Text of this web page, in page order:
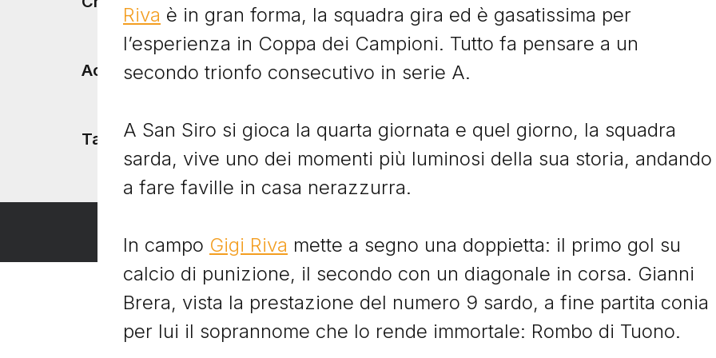
Riva è in gran forma, la squadra gira ed è gasatissima per
l’esperienza in Coppa dei Campioni. Tutto fa pensare a un
secondo trionfo consecutivo in serie A.
A San Siro si gioca la quarta giornata e quel giorno, la squadra
sarda, vive uno dei momenti più luminosi della sua storia, andando
a fare faville in casa nerazzurra.
In campo Gigi Riva mette a segno una doppietta: il primo gol su
calcio di punizione, il secondo con un diagonale in corsa. Gianni
Brera, vista la prestazione del numero 9 sardo, a fine partita conia
per lui il soprannome che lo rende immortale: Rombo di Tuono.
Accadde Oggi I Signori del Sabato
Tacchetti TV